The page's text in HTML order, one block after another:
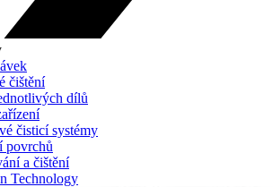
čištění
dílů
čisticí systémy
povrchů
a čištění
Technology